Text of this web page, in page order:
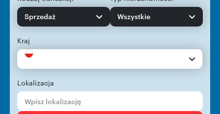
Sprzedaż Wszystkie
Kraj
Lokalizacja